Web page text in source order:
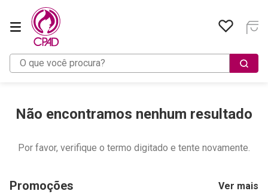
O que você procura?
Não encontramos nenhum resultado
Por favor, verifique o termo digitado e tente novamente.
Promoções Ver mais